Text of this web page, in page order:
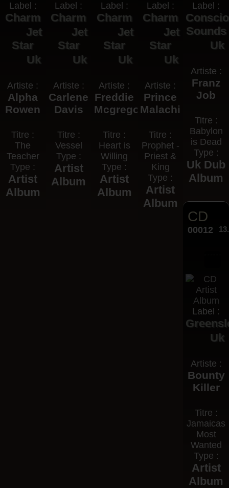
Label :
Charm
Jet
Star
Uk
Artiste :
Alpha
Rowen
Titre :
The
Teacher
Type :
Artist
Album
Label :
Charm
Jet
Star
Uk
Artiste :
Carlene
Davis
Titre :
Vessel
Type :
Artist
Album
Label :
Charm
Jet
Star
Uk
Artiste :
Freddie
Mcgregor
Titre :
Heart is
Willing
Type :
Artist
Album
Label :
Charm
Jet
Star
Uk
Artiste :
Prince
Malachi
Titre :
Prophet -
Priest &
King
Type :
Artist
Album
Label :
Sounds
Uk
Artiste :
Franz
Job
Titre :
Babylon
is Dead
Type :
Uk Dub
Album
CD
00012
Label :
Uk
Artiste :
Bounty
Killer
Titre :
Jamaicas
Most
Wanted
Type :
Artist
Album